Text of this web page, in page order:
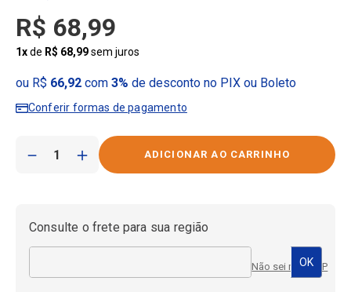
R$ 68,99
1xde R$ 68,99sem juros
ou R$ 66,92com 3% de desconto no PIX ou Boleto
Conferir formas de pagamento
＋
－
Consulte o frete para sua região
Não sei meu CEP